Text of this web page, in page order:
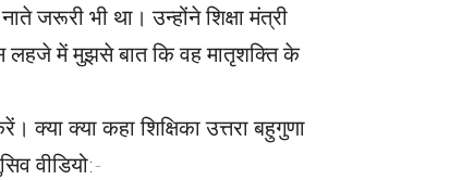
जरूरी भी था। उन्होंने शिक्षा मंत्री
लहजे में मुझसे बात कि वह मातृशक्ति के
क्या कहा शिक्षिका उत्तरा बहुगुणा
वीडियो:-